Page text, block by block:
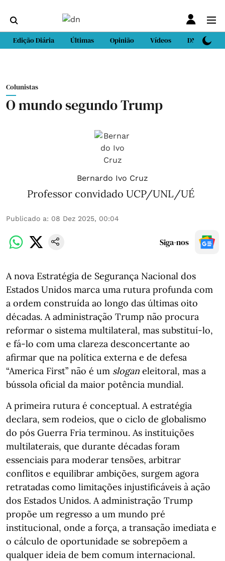
Edição Diária Últimas Opinião Vídeos DN Sport
Colunistas
O mundo segundo Trump
Bernardo Ivo Cruz
Professor convidado UCP/UNL/UÉ
Publicado a: 08 Dez 2025, 00:04
Siga-nos
A nova Estratégia de Segurança Nacional dos
Estados Unidos marca uma rutura profunda com
a ordem construída ao longo das últimas oito
décadas. A administração Trump não procura
reformar o sistema multilateral, mas substituí-lo,
e fá-lo com uma clareza desconcertante ao
afirmar que na política externa e de defesa
“America First” não é um slogan eleitoral, mas a
bússola oficial da maior potência mundial.
A primeira rutura é conceptual. A estratégia
declara, sem rodeios, que o ciclo de globalismo
do pós Guerra Fria terminou. As instituições
multilaterais, que durante décadas foram
essenciais para moderar tensões, arbitrar
conflitos e equilibrar ambições, surgem agora
retratadas como limitações injustificáveis à ação
dos Estados Unidos. A administração Trump
propõe um regresso a um mundo pré
institucional, onde a força, a transação imediata e
o cálculo de oportunidade se sobrepõem a
qualquer ideia de bem comum internacional.